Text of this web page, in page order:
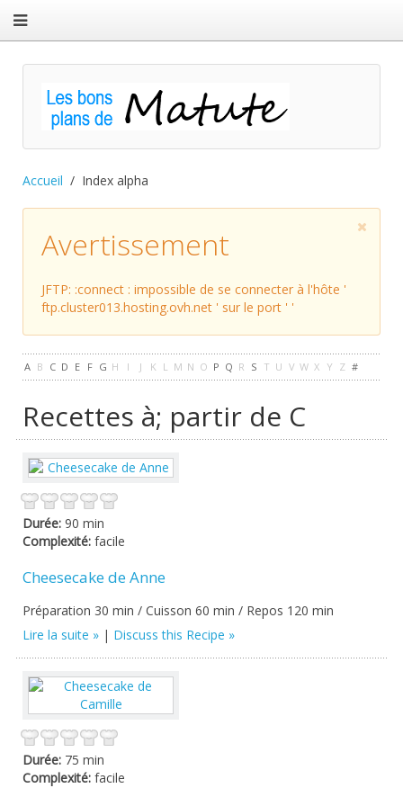
Accueil Index alpha
Avertissement
JFTP: :connect : impossible de se connecter à l'hôte '
ftp.cluster013.hosting.ovh.net ' sur le port ' '
A B C D E F G H I J K L M N O P Q R S T U V W X Y Z #
Recettes à; partir de C
Durée: 90 min
Complexité: facile
Cheesecake de Anne
Préparation 30 min / Cuisson 60 min / Repos 120 min
Lire la suite
| Discuss this Recipe
Durée: 75 min
Complexité: facile